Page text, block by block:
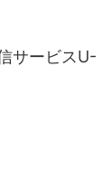
サービスU-